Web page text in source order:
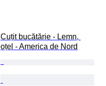
Cuțit bucătărie - Lemn,
oțel - America de Nord